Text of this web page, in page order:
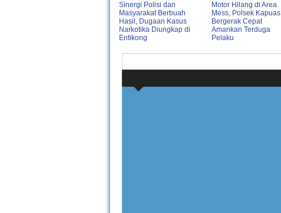
Sinergi Polisi dan
Masyarakat Berbuah
Hasil, Dugaan Kasus
Narkotika Diungkap di
Entikong
Motor Hilang di Area
Mess, Polsek Kapuas
Bergerak Cepat
Amankan Terduga
Pelaku